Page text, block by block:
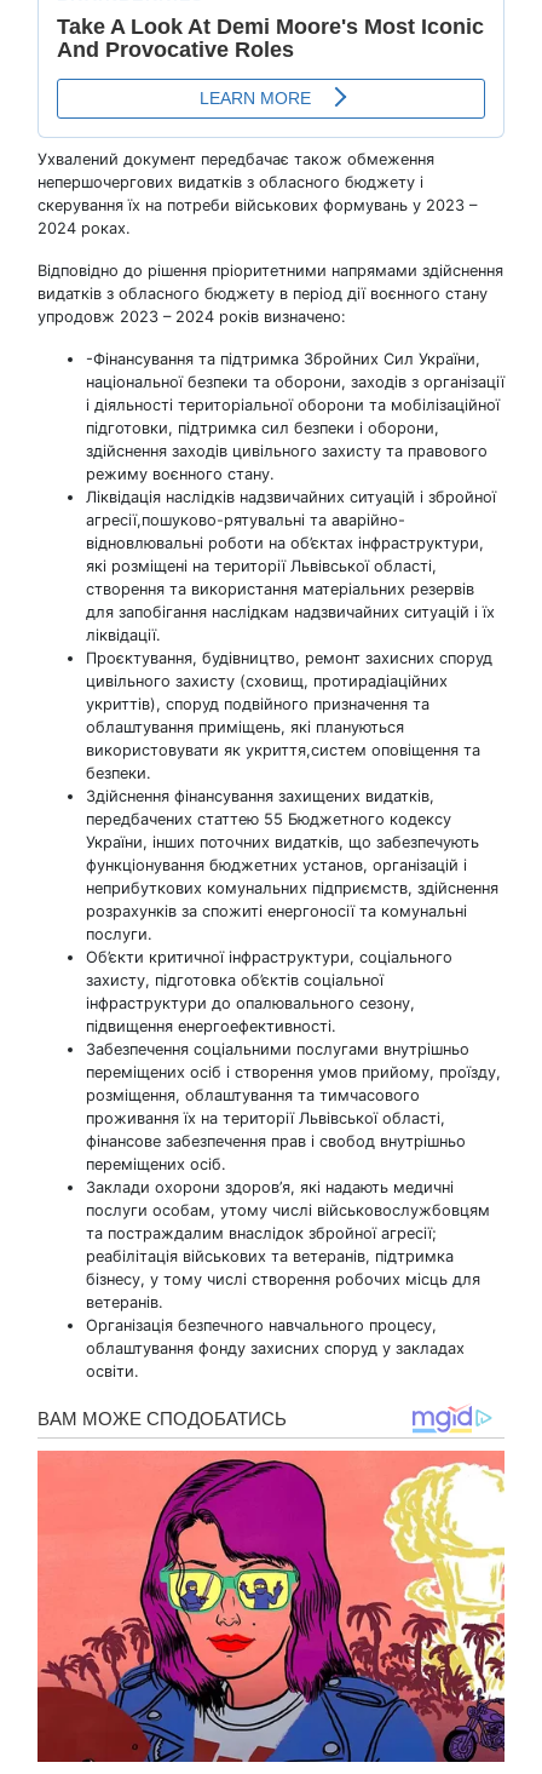
Ухвалений документ передбачає також обмеження
непершочергових видатків з обласного бюджету і
скерування їх на потреби військових формувань у 2023 –
2024 роках.
Відповідно до рішення пріоритетними напрямами здійснення
видатків з обласного бюджету в період дії воєнного стану
упродовж 2023 – 2024 років визначено:
-Фінансування та підтримка Збройних Сил України,
національної безпеки та оборони, заходів з організації
і діяльності територіальної оборони та мобілізаційної
підготовки, підтримка сил безпеки і оборони,
здійснення заходів цивільного захисту та правового
режиму воєнного стану.
Ліквідація наслідків надзвичайних ситуацій і збройної
агресії,пошуково-рятувальні та аварійно-
відновлювальні роботи на об’єктах інфраструктури,
які розміщені на території Львівської області,
створення та використання матеріальних резервів
для запобігання наслідкам надзвичайних ситуацій і їх
ліквідації.
Проєктування, будівництво, ремонт захисних споруд
цивільного захисту (сховищ, протирадіаційних
укриттів), споруд подвійного призначення та
облаштування приміщень, які плануються
використовувати як укриття,систем оповіщення та
безпеки.
Здійснення фінансування захищених видатків,
передбачених статтею 55 Бюджетного кодексу
України, інших поточних видатків, що забезпечують
функціонування бюджетних установ, організацій і
неприбуткових комунальних підприємств, здійснення
розрахунків за спожиті енергоносії та комунальні
послуги.
Об’єкти критичної інфраструктури, соціального
захисту, підготовка об’єктів соціальної
інфраструктури до опалювального сезону,
підвищення енергоефективності.
Забезпечення соціальними послугами внутрішньо
переміщених осіб і створення умов прийому, проїзду,
розміщення, облаштування та тимчасового
проживання їх на території Львівської області,
фінансове забезпечення прав і свобод внутрішньо
переміщених осіб.
Заклади охорони здоров’я, які надають медичні
послуги особам, утому числі військовослужбовцям
та постраждалим внаслідок збройної агресії;
реабілітація військових та ветеранів, підтримка
бізнесу, у тому числі створення робочих місць для
ветеранів.
Організація безпечного навчального процесу,
облаштування фонду захисних споруд у закладах
освіти.